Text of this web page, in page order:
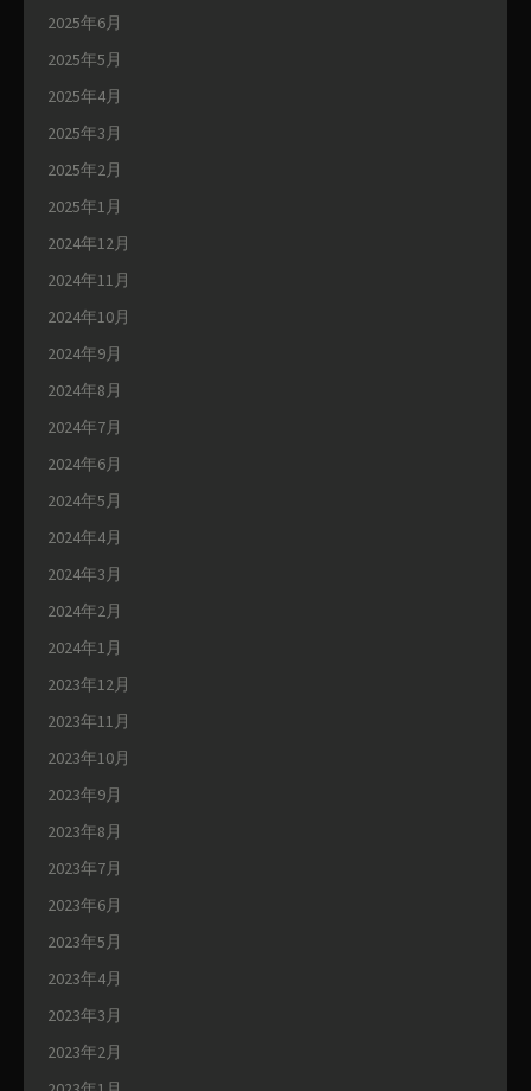
2025年6月
2025年5月
2025年4月
2025年3月
2025年2月
2025年1月
2024年12月
2024年11月
2024年10月
2024年9月
2024年8月
2024年7月
2024年6月
2024年5月
2024年4月
2024年3月
2024年2月
2024年1月
2023年12月
2023年11月
2023年10月
2023年9月
2023年8月
2023年7月
2023年6月
2023年5月
2023年4月
2023年3月
2023年2月